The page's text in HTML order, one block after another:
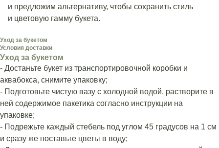
и предложим альтернативу, чтобы сохранить стиль
и цветовую гамму букета.
Уход за букетом
Условия доставки
Уход за букетом
- Достаньте букет из транспортировочной коробки и
аквабокса, снимите упаковку;
- Подготовьте чистую вазу с холодной водой, растворите в
ней содержимое пакетика согласно инструкции на
упаковке;
- Подрежьте каждый стебель под углом 45 градусов на 1 см
и сразу же поставьте цветы в воду;